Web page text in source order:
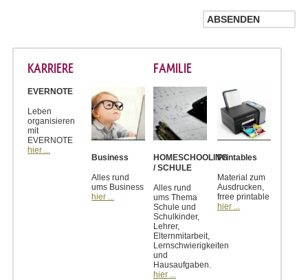
KARRIERE
EVERNOTE
Leben
organisieren
mit
EVERNOTE
hier ...
Business
Alles rund
ums Business
hier ...
FAMILIE
HOMESCHOOLING
/ SCHULE
Alles rund
ums Thema
Schule und
Schulkinder,
Lehrer,
Elternmitarbeit,
Lernschwierigkeiten
und
Hausaufgaben.
hier ...
Printables
Material zum
Ausdrucken,
frree printable
hier ...